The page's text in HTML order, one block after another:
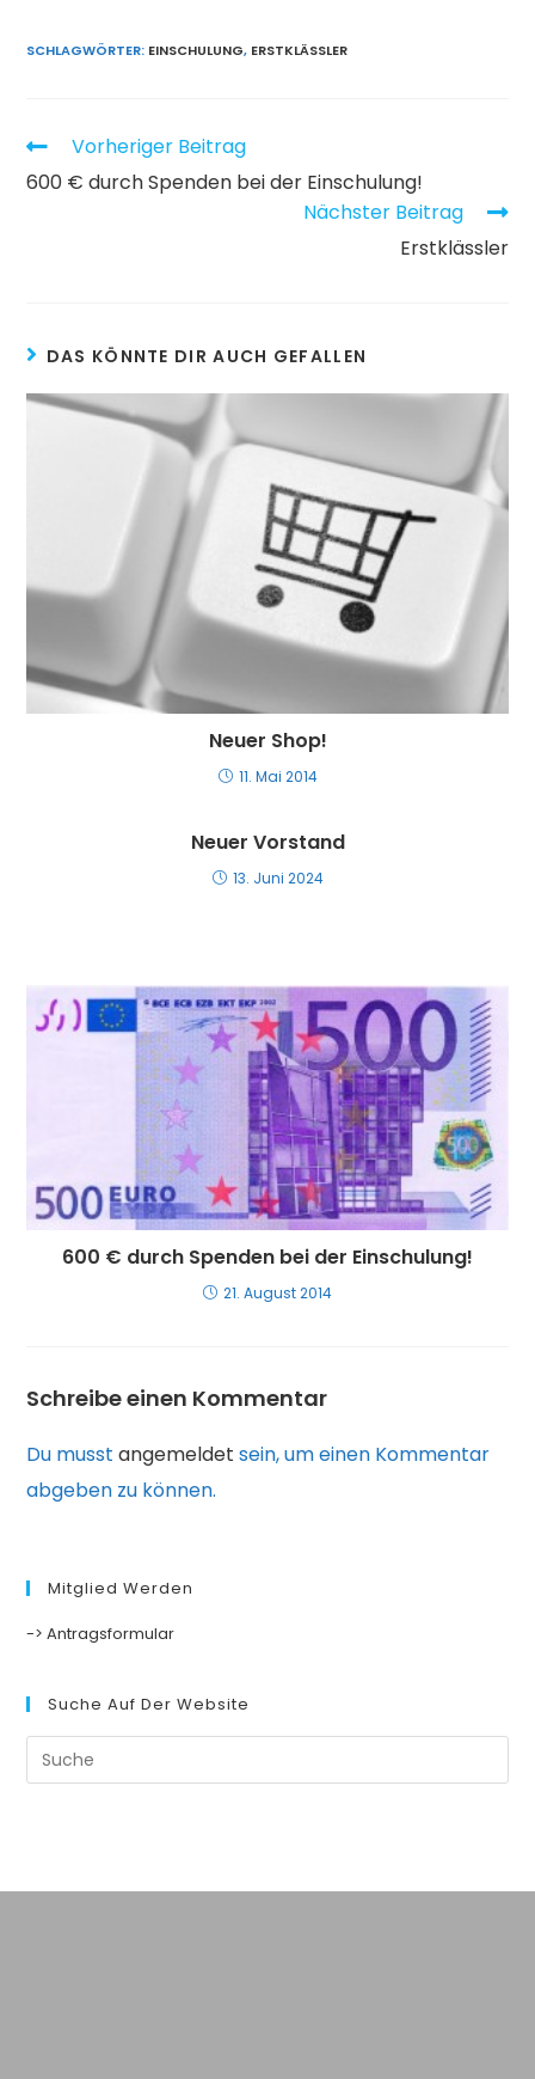
SCHLAGWÖRTER: EINSCHULUNG, ERSTKLÄSSLER
Weitere
ansehen
Vorheriger Beitrag
600 € durch Spenden bei der Einschulung!
Nächster Beitrag
Erstklässler
DAS KÖNNTE DIR AUCH GEFALLEN
Neuer Shop!
11. Mai 2014
Neuer Vorstand
13. Juni 2024
600 € durch Spenden bei der Einschulung!
21. August 2014
Schreibe einen Kommentar
Du musstangemeldet sein, um einen Kommentar
abgeben zu können.
Mitglied Werden
-> Antragsformular
Suche Auf Der Website
Suche
nach: